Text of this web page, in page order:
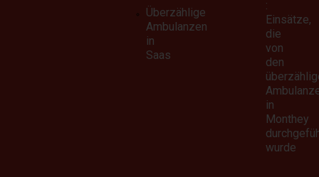
Überzählige
Ambulanzen
in
Saas
:
Einsätze,
die
von
den
in
Monthey
wurde